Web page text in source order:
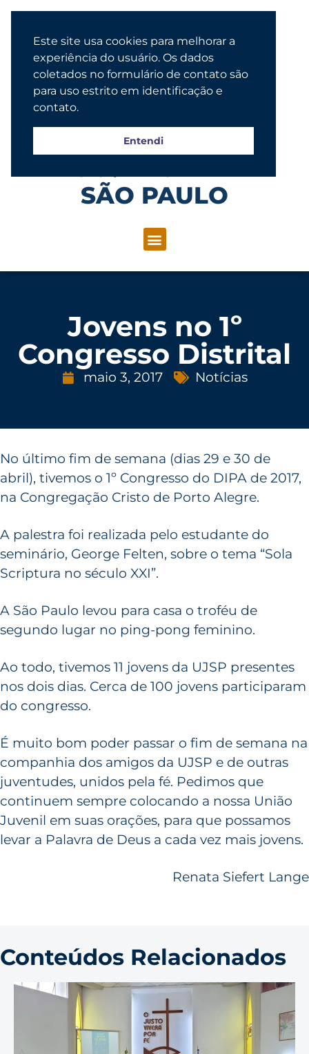
SÃO PAULO
Jovens no 1º
Congresso Distrital
maio 3, 2017 Notícias
No último fim de semana (dias 29 e 30 de
abril), tivemos o 1º Congresso do DIPA de 2017,
na Congregação Cristo de Porto Alegre.
A palestra foi realizada pelo estudante do
seminário, George Felten, sobre o tema “Sola
Scriptura no século XXI”.
A São Paulo levou para casa o troféu de
segundo lugar no ping-pong feminino.
Ao todo, tivemos 11 jovens da UJSP presentes
nos dois dias. Cerca de 100 jovens participaram
do congresso.
É muito bom poder passar o fim de semana na
companhia dos amigos da UJSP e de outras
juventudes, unidos pela fé. Pedimos que
continuem sempre colocando a nossa União
Juvenil em suas orações, para que possamos
levar a Palavra de Deus a cada vez mais jovens.
Renata Siefert Lange
Conteúdos Relacionados
Este site usa cookies para melhorar a
experiência do usuário. Os dados
coletados no formulário de contato são
para uso estrito em identificação e
contato.
Entendi